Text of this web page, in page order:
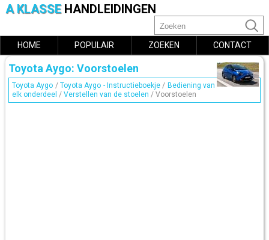
A KLASSE HANDLEIDINGEN
HOME POPULAIR ZOEKEN CONTACT
Toyota Aygo: Voorstoelen
Toyota Aygo / Toyota Aygo - Instructieboekje / Bediening van
elk onderdeel / Verstellen van de stoelen / Voorstoelen